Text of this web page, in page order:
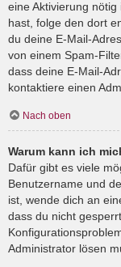
eine Aktivierung
hast, folge den dort
du deine E-Mail-
von einem Spam-
dass deine E-Mail-
kontaktiere einen
Nach oben
Warum kann ich
Dafür gibt es viele
Benutzername und
ist, wende dich an
dass du nicht
Administrator lösen